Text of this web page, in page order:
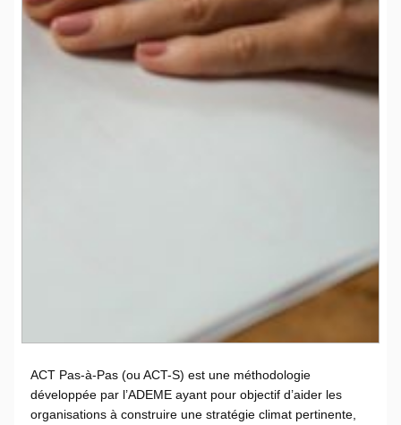
ACT Pas-à-Pas (ou ACT-S) est une méthodologie
développée par l’ADEME ayant pour objectif d’aider les
organisations à construire une stratégie climat pertinente,